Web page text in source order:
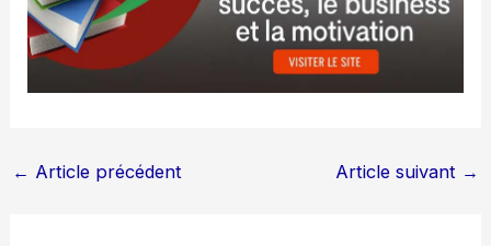
← Article précédent Article suivant →